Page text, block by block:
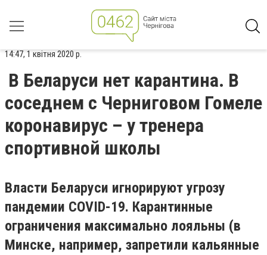
14:47, 1 квітня 2020 р.
В Беларуси нет карантина. В
соседнем с Черниговом Гомеле
коронавирус – у тренера
спортивной школы
Власти Беларуси игнорируют угрозу
пандемии COVID-19. Карантинные
ограничения максимально лояльны (в
Минске, например, запретили кальянные